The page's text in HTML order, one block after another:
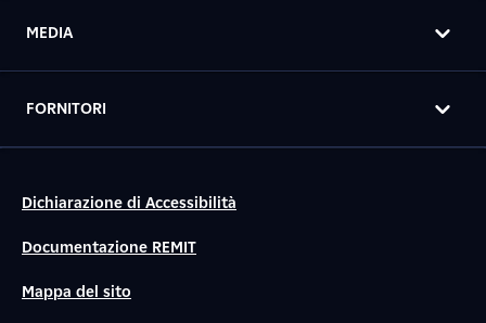
MEDIA
FORNITORI
Dichiarazione di Accessibilità
Documentazione REMIT
Mappa del sito